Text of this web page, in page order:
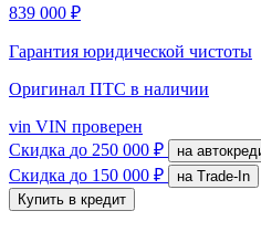
839 000 ₽
Гарантия юридической чистоты
Оригинал ПТС в наличии
vin VIN проверен
Скидка до 250 000 ₽ на
Скидка до 150 000 ₽
на Trade-In
Купить в кредит